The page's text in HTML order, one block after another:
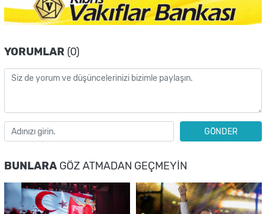
YORUMLAR (0)
GÖNDER
BUNLARA GÖZ ATMADAN GEÇMEYIN